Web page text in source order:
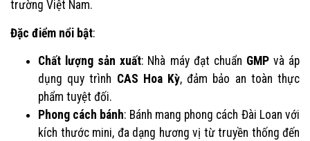
trường Việt Nam.
Đặc điểm nổi bật:
Chất lượng sản xuất: Nhà máy đạt chuẩn GMPvà áp
dụng quy trình CAS Hoa Kỳ, đảm bảo an toàn thực
phẩm tuyệt đối.
Phong cách bánh: Bánh mang phong cách Đài Loan với
kích thước mini, đa dạng hương vị từ truyền thống đến